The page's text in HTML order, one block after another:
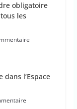
obligatoire
les
l’Espace